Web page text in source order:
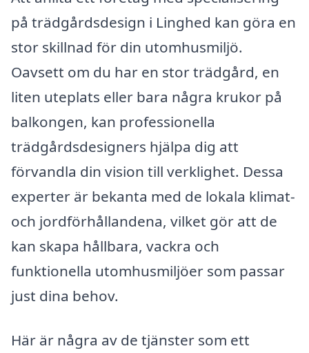
på trädgårdsdesign i Linghed kan göra en
stor skillnad för din utomhusmiljö.
Oavsett om du har en stor trädgård, en
liten uteplats eller bara några krukor på
balkongen, kan professionella
trädgårdsdesigners hjälpa dig att
förvandla din vision till verklighet. Dessa
experter är bekanta med de lokala klimat-
och jordförhållandena, vilket gör att de
kan skapa hållbara, vackra och
funktionella utomhusmiljöer som passar
just dina behov.
Här är några av de tjänster som ett